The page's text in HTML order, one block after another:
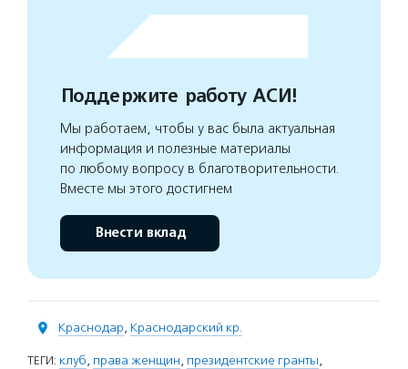
Поддержите работу АСИ!
Мы работаем, чтобы у вас была актуальная
информация и полезные материалы
по любому вопросу в благотворительности.
Вместе мы этого достигнем
Внести вклад
Краснодар, Краснодарский кр.
ТЕГИ: клуб, права женщин, президентские гранты,